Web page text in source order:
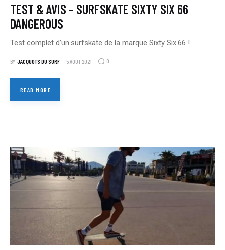
TEST & AVIS – SURFSKATE SIXTY SIX 66
DANGEROUS
Test complet d’un surfskate de la marque Sixty Six 66 !
BY JACQUOTS DU SURF 5 AOÛT 2021 0
READ MORE